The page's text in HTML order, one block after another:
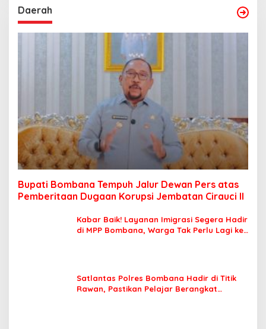
Daerah
Bupati Bombana Tempuh Jalur Dewan Pers atas
Pemberitaan Dugaan Korupsi Jembatan Cirauci II
Kabar Baik! Layanan Imigrasi Segera Hadir
di MPP Bombana, Warga Tak Perlu Lagi ke
Satlantas Polres Bombana Hadir di Titik
Rawan, Pastikan Pelajar Berangkat